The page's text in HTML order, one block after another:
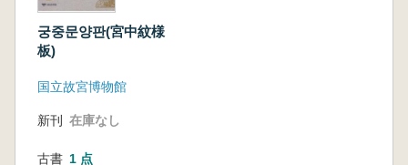
궁중문양판(宮中紋様
板)
国立故宮博物館
新刊 在庫なし
古書 1 点